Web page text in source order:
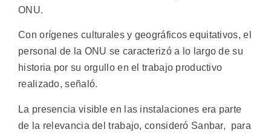
ONU.
Con orígenes culturales y geográficos equitativos, el
personal de la ONU se caracterizó a lo largo de su
historia por su orgullo en el trabajo productivo
realizado, señaló.
La presencia visible en las instalaciones era parte
de la relevancia del trabajo, consideró Sanbar, para